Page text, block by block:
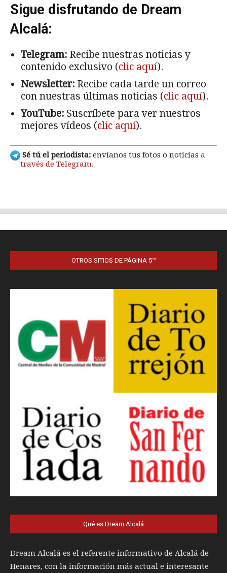
OTROS SITIOS DE PÁGINA 5™
Qué es Dream Alcalá
Dream Alcalá es el referente informativo de Alcalá de
Henares, con la información más actual e interesante